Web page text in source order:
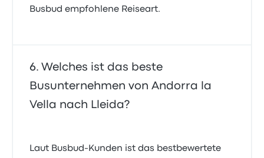
Busbud empfohlene Reiseart.
Welches ist das beste
Busunternehmen von Andorra la
Vella nach Lleida?
Laut Busbud-Kunden ist das bestbewertete